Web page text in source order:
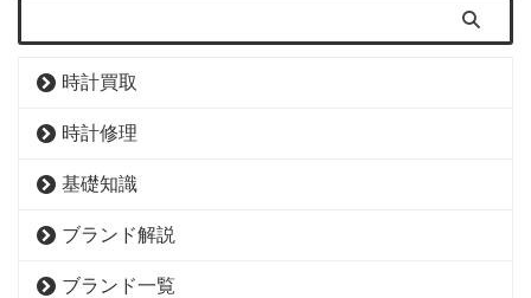
時計買取
時計修理
基礎知識
ブランド解説
ブランド一覧